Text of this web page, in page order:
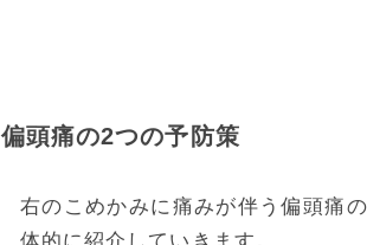
偏頭痛の2つの予防策
右のこめかみに痛みが伴う偏頭痛
体的に紹介していきます。